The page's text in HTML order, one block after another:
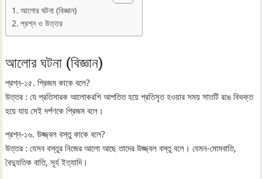
আলোর ঘটনা (বিজ্ঞান)
প্রশ্ন ও উত্তর
আলোর ঘটনা (বিজ্ঞান)
প্রশ্ন-১৫. প্রিজম কাকে বলে?
উত্তর : যে প্রতিসারক আলোকরশি আপতিত হয়ে প্রতিসৃত হওয়ার সময় সাতটি রঙে বিভক্ত
হয়ে যায় সেই দর্পণকে প্রিজম বলে।
প্রশ্ন-১৬. উজ্জ্বল বস্তু কাকে বলে?
উত্তর : যেসব বস্তুর নিজের আলো আছে তাদের উজ্জ্বল বস্তু বলে। যেমন-মোমবাতি,
বৈদ্যুতিক বাতি, সূর্য ইত্যাদি।